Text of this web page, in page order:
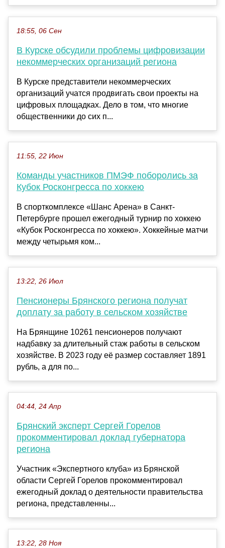
18:55, 06 Сен
В Курске обсудили проблемы цифровизации
некоммерческих организаций региона
В Курске представители некоммерческих
организаций учатся продвигать свои проекты на
цифровых площадках. Дело в том, что многие
общественники до сих п...
11:55, 22 Июн
Команды участников ПМЭФ поборолись за
Кубок Росконгресса по хоккею
В спорткомплексе «Шанс Арена» в Санкт-
Петербурге прошел ежегодный турнир по хоккею
«Кубок Росконгресса по хоккею». Хоккейные матчи
между четырьмя ком...
13:22, 26 Июл
Пенсионеры Брянского региона получат
доплату за работу в сельском хозяйстве
На Брянщине 10261 пенсионеров получают
надбавку за длительный стаж работы в сельском
хозяйстве. В 2023 году её размер составляет 1891
рубль, а для по...
04:44, 24 Апр
Брянский эксперт Сергей Горелов
прокомментировал доклад губернатора
региона
Участник «Экспертного клуба» из Брянской
области Сергей Горелов прокомментировал
ежегодный доклад о деятельности правительства
региона, представленны...
13:22, 28 Ноя